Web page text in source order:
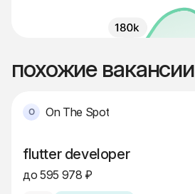
похожие вакансии
On The Spot
flutter developer
до 595 978 ₽